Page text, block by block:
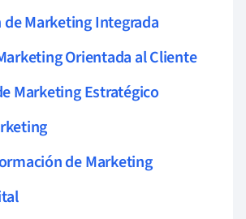
Marketing Integrada
Orientada al Cliente
Marketing Estratégico
de Marketing